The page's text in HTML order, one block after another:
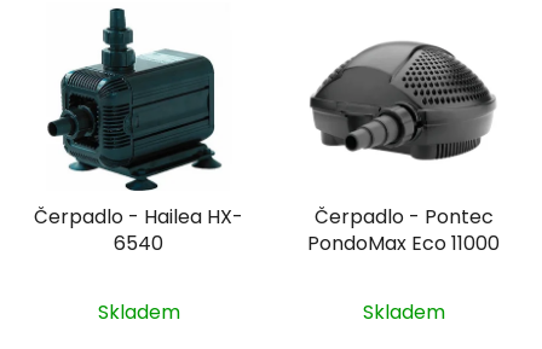
Čerpadlo - Hailea HX-
6540
Skladem
Čerpadlo - Pontec
PondoMax Eco 11000
Skladem